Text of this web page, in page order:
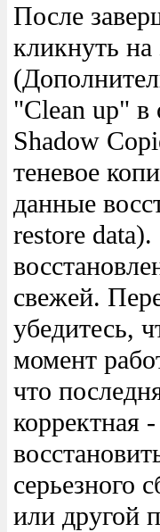
После
кликнуть
"Clean up" в
Shadow
теневое
данные
restore
свежей.
убедитесь,
момент
что
корректная
серьезного
или другой